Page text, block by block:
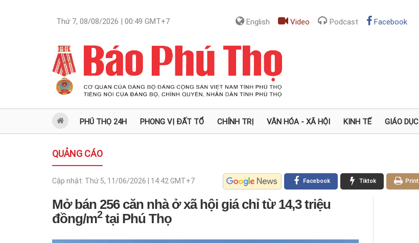
Thứ 7, 08/08/2026 | 00:49 GMT+7 English Video Podcast Facebook
PHÚ THỌ 24H PHONG VỊ ĐẤT TỔ CHÍNH TRỊ VĂN HÓA - XÃ HỘI KINH TẾ GIÁO DỤC
QUẢNG CÁO
Cập nhật: Thứ 5, 11/06/2026 | 14:42 GMT+7 Print
Tiktok
Facebook
Mở bán 256 căn nhà ở xã hội giá chỉ từ 14,3 triệu
đồng/m2tại Phú Thọ